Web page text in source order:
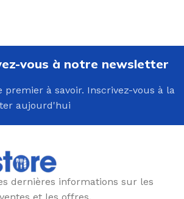
vous à notre newsletter
premier à savoir. Inscrivez-vous à la
aujourd'hui
dernières informations sur les